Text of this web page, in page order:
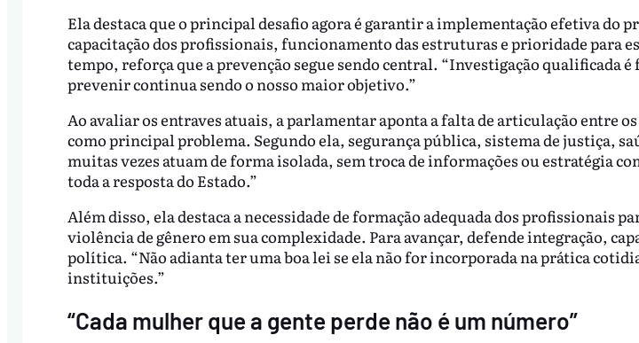
Ela destaca que o principal desafio agora é garantir a implementação efetiva do
capacitação dos profissionais, funcionamento das estruturas e prioridade para
tempo, reforça que a prevenção segue sendo central. “Investigação qualificada
prevenir continua sendo o nosso maior objetivo.”
Ao avaliar os entraves atuais, a parlamentar aponta a falta de articulação entre
como principal problema. Segundo ela, segurança pública, sistema de justiça,
muitas vezes atuam de forma isolada, sem troca de informações ou estratégia
toda a resposta do Estado.”
Além disso, ela destaca a necessidade de formação adequada dos profissionais
violência de gênero em sua complexidade. Para avançar, defende integração,
política. “Não adianta ter uma boa lei se ela não for incorporada na prática
instituições.”
“Cada mulher que a gente perde não é um número”